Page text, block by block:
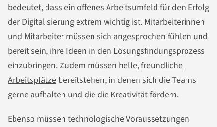
bedeutet, dass ein offenes Arbeitsumfeld für den Erfolg
der Digitalisierung extrem wichtig ist. Mitarbeiterinnen
und Mitarbeiter müssen sich angesprochen fühlen und
bereit sein, ihre Ideen in den Lösungsfindungsprozess
einzubringen. Zudem müssen helle,freundliche
Arbeitsplätze bereitstehen, in denen sich die Teams
gerne aufhalten und die die Kreativität fördern.
Ebenso müssen technologische Voraussetzungen